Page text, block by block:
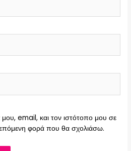
email, και τον ιστότοπο μου σε
φορά που θα σχολιάσω.